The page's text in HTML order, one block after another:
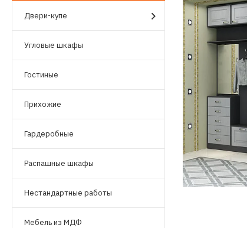
Двери-купе
Угловые шкафы
Гостиные
Прихожие
Гардеробные
Распашные шкафы
Нестандартные работы
Мебель из МДФ